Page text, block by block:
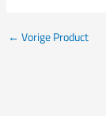
← Vorige Product